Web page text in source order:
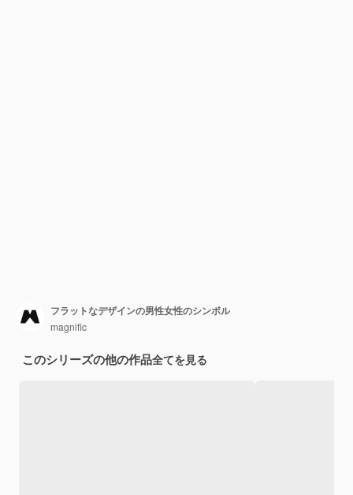
フラットなデザインの男性女性のシンボル
magnific
このシリーズの他の作品全てを見る